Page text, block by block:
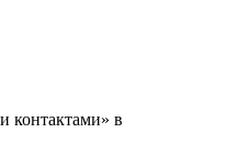
контактами» в